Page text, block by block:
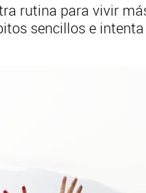
rutina para vivir
sencillos e